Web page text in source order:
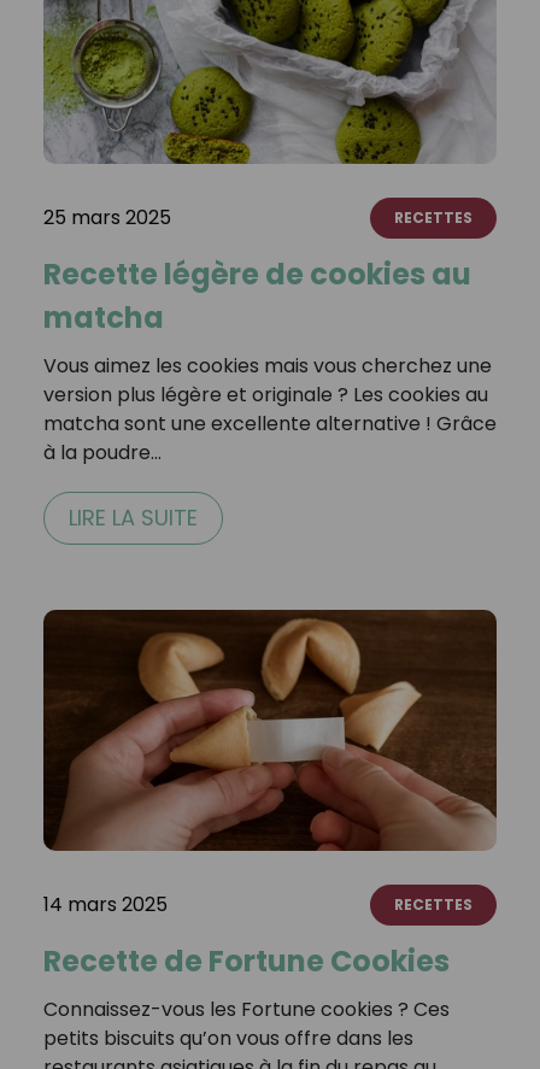
25 mars 2025 RECETTES
Recette légère de cookies au
matcha
Vous aimez les cookies mais vous cherchez une
version plus légère et originale ? Les cookies au
matcha sont une excellente alternative ! Grâce
à la poudre…
LIRE LA SUITE
14 mars 2025 RECETTES
Recette de Fortune Cookies
Connaissez-vous les Fortune cookies ? Ces
petits biscuits qu’on vous offre dans les